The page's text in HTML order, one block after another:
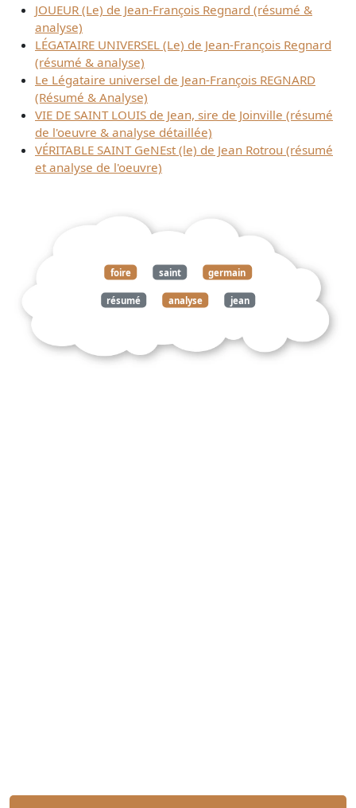
JOUEUR (Le) de Jean-François Regnard (résumé &
analyse)
LÉGATAIRE UNIVERSEL (Le) de Jean-François Regnard
(résumé & analyse)
Le Légataire universel de Jean-François REGNARD
(Résumé & Analyse)
VIE DE SAINT LOUIS de Jean, sire de Joinville (résumé
de l'oeuvre & analyse détaillée)
VÉRITABLE SAINT GeNEst (le) de Jean Rotrou (résumé
et analyse de l'oeuvre)
foire saint germain
résumé analyse jean